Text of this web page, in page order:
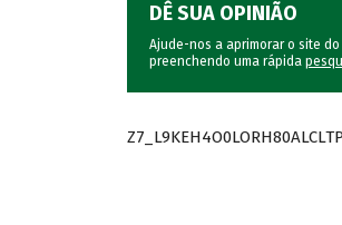
DÊ SUA OPINIÃO
Ajude-nos a aprimorar o site do
preenchendo uma rápida